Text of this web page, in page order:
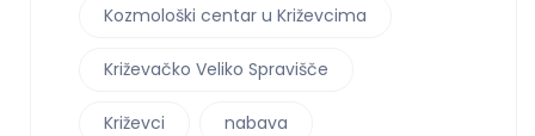
Kozmološki centar u Križevcima
Križevačko Veliko Spravišče
Križevci nabava